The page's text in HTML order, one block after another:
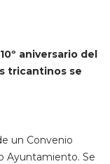
aniversario del
tricantinos se
un Convenio
Ayuntamiento. Se